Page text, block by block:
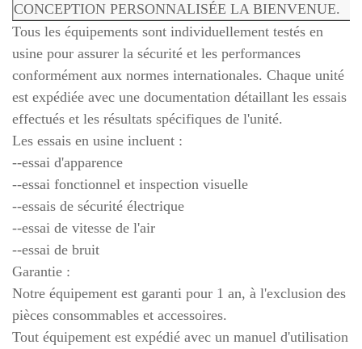
CONCEPTION PERSONNALISÉE LA BIENVENUE.
Tous les équipements sont individuellement testés en
usine pour assurer la sécurité et les performances
conformément aux normes internationales. Chaque unité
est expédiée avec une documentation détaillant les essais
effectués et les résultats spécifiques de l'unité.
Les essais en usine incluent :
--essai d'apparence
--essai fonctionnel et inspection visuelle
--essais de sécurité électrique
--essai de vitesse de l'air
--essai de bruit
Garantie :
Notre équipement est garanti pour 1 an, à l'exclusion des
pièces consommables et accessoires.
Tout équipement est expédié avec un manuel d'utilisation